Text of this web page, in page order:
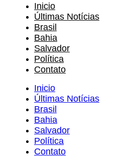
Inicio
Últimas Notícias
Brasil
Bahia
Salvador
Política
Contato
Inicio
Últimas Notícias
Brasil
Bahia
Salvador
Política
Contato